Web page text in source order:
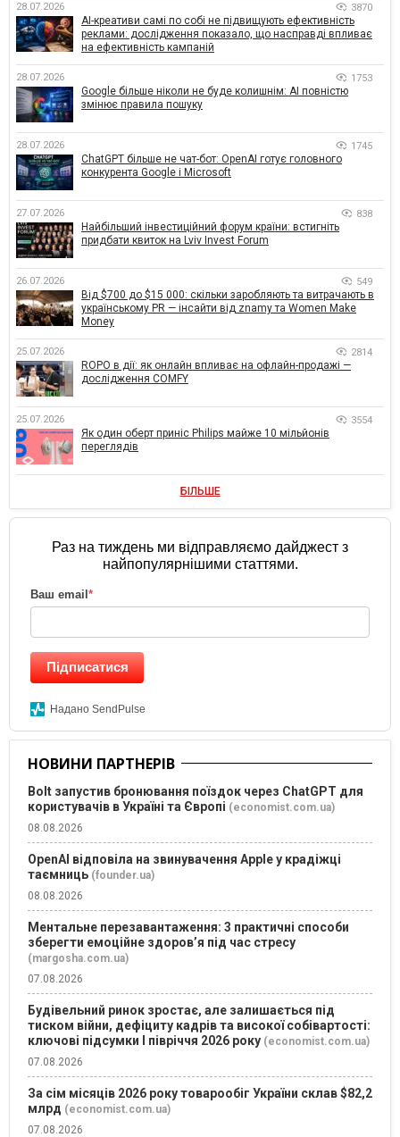
28.07.2026 3870
AI-креативи самі по собі не підвищують ефективність
реклами: дослідження показало, що насправді впливає
на ефективність кампаній
28.07.2026 1753
Google більше ніколи не буде колишнім: AI повністю
змінює правила пошуку
28.07.2026 1745
ChatGPT більше не чат-бот: OpenAI готує головного
конкурента Google і Microsoft
27.07.2026 838
Найбільший інвестиційний форум країни: встигніть
придбати квиток на Lviv Invest Forum
26.07.2026 549
Від $700 до $15 000: скільки заробляють та витрачають в
українському PR — інсайти від znamy та Women Make
Money
25.07.2026 2814
ROPO в дії: як онлайн впливає на офлайн-продажі —
дослідження COMFY
25.07.2026 3554
Як один оберт приніс Philips майже 10 мільйонів
переглядів
БІЛЬШЕ
Раз на тиждень ми відправляємо дайджест з
найпопулярнішими статтями.
Ваш email *
Підписатися
Надано SendPulse
НОВИНИ ПАРТНЕРІВ
Bolt запустив бронювання поїздок через ChatGPT для
користувачів в Україні та Європі (economist.com.ua)
08.08.2026
OpenAI відповіла на звинувачення Apple у крадіжці
таємниць (founder.ua)
08.08.2026
Ментальне перезавантаження: 3 практичні способи
зберегти емоційне здоров’я під час стресу
(margosha.com.ua)
07.08.2026
Будівельний ринок зростає, але залишається під
тиском війни, дефіциту кадрів та високої собівартості:
ключові підсумки І півріччя 2026 року (economist.com.ua)
07.08.2026
За сім місяців 2026 року товарообіг України склав $82,2
млрд (economist.com.ua)
07.08.2026